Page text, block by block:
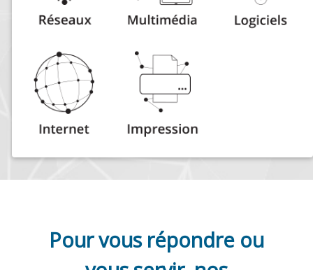
Pour vous répondre ou